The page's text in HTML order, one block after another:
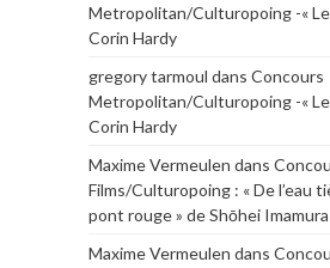
Metropolitan/Culturopoing -«
Corin Hardy
gregory tarmoul dans Concours
Metropolitan/Culturopoing -«
Corin Hardy
Maxime Vermeulen dans
Films/Culturopoing : « De l’eau
pont rouge » de Shōhei Imamura
Maxime Vermeulen dans